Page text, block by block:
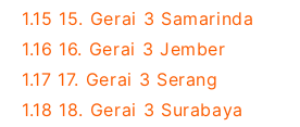
1.15 15. Gerai 3 Samarinda
1.16 16. Gerai 3 Jember
1.17 17. Gerai 3 Serang
1.18 18. Gerai 3 Surabaya